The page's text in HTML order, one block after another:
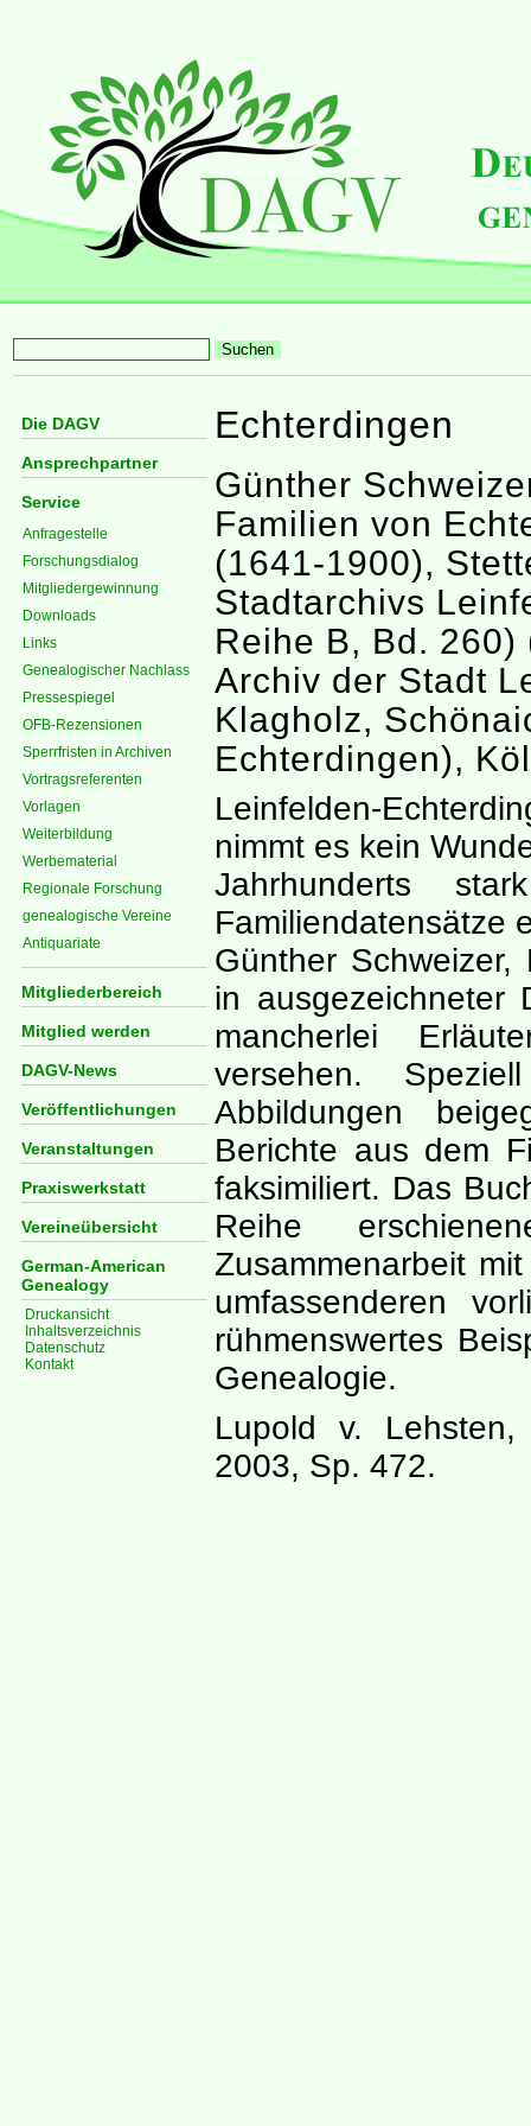
Die DAGV
Ansprechpartner
Service
Anfragestelle
Forschungsdialog
Mitgliedergewinnung
Downloads
Links
Genealogischer Nachlass
Pressespiegel
OFB-Rezensionen
Sperrfristen in Archiven
Vortragsreferenten
Vorlagen
Weiterbildung
Werbematerial
Regionale Forschung
genealogische Vereine
Antiquariate
Mitgliederbereich
Mitglied werden
DAGV-News
Veröffentlichungen
Veranstaltungen
Praxiswerkstatt
Vereineübersicht
German-American
Genealogy
Druckansicht
Inhaltsverzeichnis
Datenschutz
Kontakt
Echterdingen
Günther
Familien von
(1641-1900),
Stadtarchivs
Reihe B, Bd. 260)
Archiv der Stadt
Klagholz,
Echterdingen),
Leinfelden-
nimmt es kein
Jahrhunderts
Familiendatensätze
Günther
in ausgezeichneter
mancherlei
versehen.
Abbildungen
Berichte aus dem
faksimiliert. Das
Reihe
Zusammenarbeit
umfassenderen
rühmenswertes
Genealogie.
Lupold v.
2003, Sp. 472.